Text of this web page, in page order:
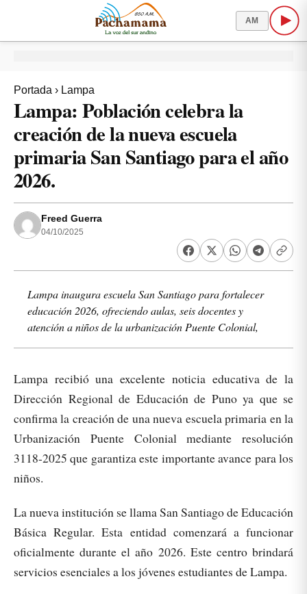
AM
Portada › Lampa
Lampa: Población celebra la
creación de la nueva escuela
primaria San Santiago para el año
2026.
Freed Guerra
04/10/2025
Lampa inaugura escuela San Santiago para fortalecer
educación 2026, ofreciendo aulas, seis docentes y
atención a niños de la urbanización Puente Colonial,
Lampa recibió una excelente noticia educativa de la
Dirección Regional de Educación de Puno ya que se
confirma la creación de una nueva escuela primaria en la
Urbanización Puente Colonial mediante resolución
3118-2025 que garantiza este importante avance para los
niños.
La nueva institución se llama San Santiago de Educación
Básica Regular. Esta entidad comenzará a funcionar
oficialmente durante el año 2026. Este centro brindará
servicios esenciales a los jóvenes estudiantes de Lampa.